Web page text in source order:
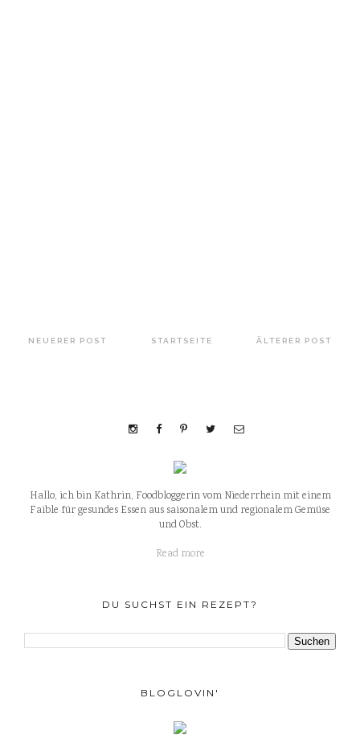
NEUERER POST ÄLTERER POST
STARTSEITE
Hallo, ich bin Kathrin, Foodbloggerin vom Niederrhein mit einem
Faible für gesundes Essen aus saisonalem und regionalem Gemüse
und Obst.
Read more
DU SUCHST EIN REZEPT?
BLOGLOVIN'